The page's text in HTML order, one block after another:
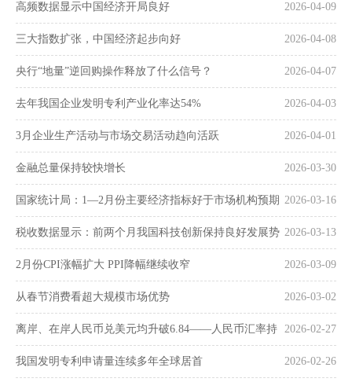
2026-04-09
高频数据显示中国经济开局良好
2026-04-08
三大指数扩张，中国经济起步向好
2026-04-07
央行“地量”逆回购操作释放了什么信号？
2026-04-03
去年我国企业发明专利产业化率达54%
2026-04-01
3月企业生产活动与市场交易活动趋向活跃
2026-03-30
金融总量保持较快增长
2026-03-16
国家统计局：1—2月份主要经济指标好于市场机构预期
2026-03-13
税收数据显示：前两个月我国科技创新保持良好发展势
头 2026-03-09
2月份CPI涨幅扩大 PPI降幅继续收窄
2026-03-02
从春节消费看超大规模市场优势
2026-02-27
离岸、在岸人民币兑美元均升破6.84——人民币汇率持
续走强 2026-02-26
我国发明专利申请量连续多年全球居首